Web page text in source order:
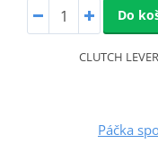
Do
CLUTCH
Páčka